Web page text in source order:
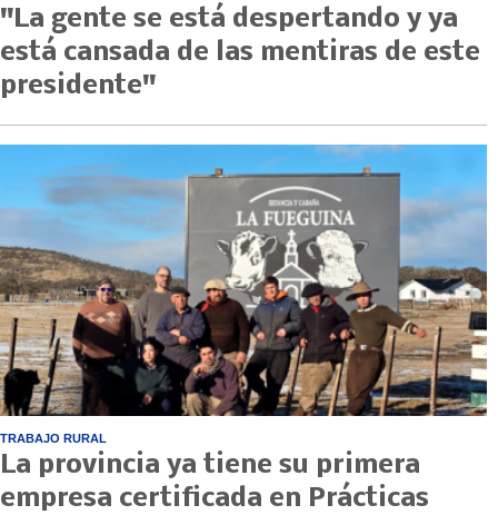
"La gente se está despertando y ya
está cansada de las mentiras de este
presidente"
TRABAJO RURAL
La provincia ya tiene su primera
empresa certificada en Prácticas